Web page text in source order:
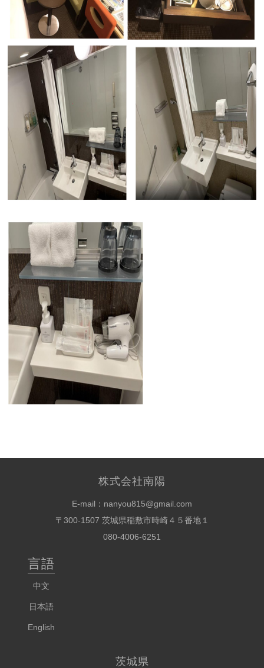
株式会社南陽
E-mail：nanyou815@gmail.com
〒300-1507 茨城県稲敷市時崎４５番地１
080-4006-6251
言語
中文
日本語
English
茨城県